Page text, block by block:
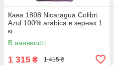
Кава 1808 Nicaragua Colibri
Azul 100% arabica в зернах 1
кг
В наявності
1 315 ₴ 1 415 ₴